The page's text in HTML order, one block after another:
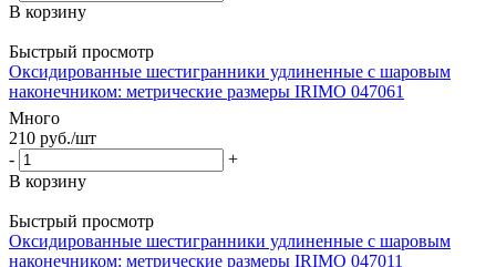
В корзину
Быстрый просмотр
Оксидированные шестигранники удлиненные c шаровым
наконечником: метрические размеры IRIMO 047061
Много
210 руб./шт
-
+
В корзину
Быстрый просмотр
Оксидированные шестигранники удлиненные c шаровым
наконечником: метрические размеры IRIMO 047011